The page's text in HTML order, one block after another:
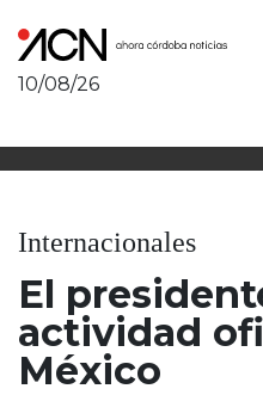
10/08/26
Política
Ambiente y
Córdoba
Villa
San
Punilla /
Internacionales
El
actividad
México